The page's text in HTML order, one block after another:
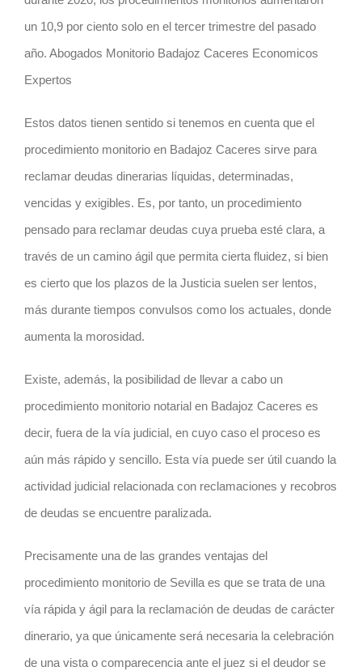
un 10,9 por ciento solo en el tercer trimestre del pasado
año. Abogados Monitorio Badajoz Caceres Economicos
Expertos
Estos datos tienen sentido si tenemos en cuenta que el
procedimiento monitorio en Badajoz Caceres sirve para
reclamar deudas dinerarias líquidas, determinadas,
vencidas y exigibles. Es, por tanto, un procedimiento
pensado para reclamar deudas cuya prueba esté clara, a
través de un camino ágil que permita cierta fluidez, si bien
es cierto que los plazos de la Justicia suelen ser lentos,
más durante tiempos convulsos como los actuales, donde
aumenta la morosidad.
Existe, además, la posibilidad de llevar a cabo un
procedimiento monitorio notarial en Badajoz Caceres es
decir, fuera de la vía judicial, en cuyo caso el proceso es
aún más rápido y sencillo. Esta vía puede ser útil cuando la
actividad judicial relacionada con reclamaciones y recobros
de deudas se encuentre paralizada.
Precisamente una de las grandes ventajas del
procedimiento monitorio de Sevilla es que se trata de una
vía rápida y ágil para la reclamación de deudas de carácter
dinerario, ya que únicamente será necesaria la celebración
de una vista o comparecencia ante el juez si el deudor se